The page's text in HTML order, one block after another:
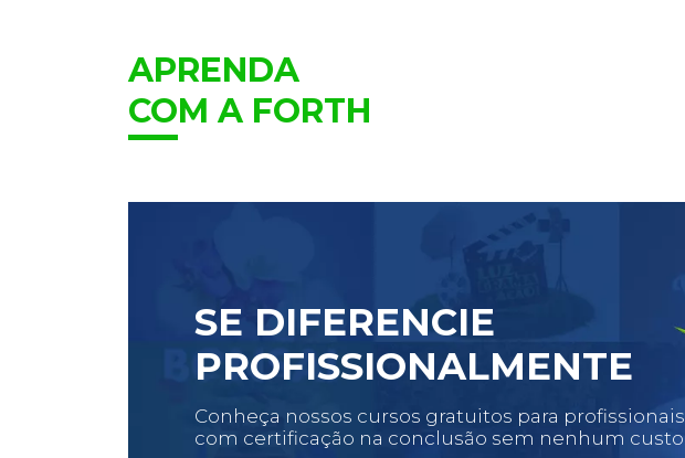
APRENDA
COM A FORTH
SE DIFERENCIE
PROFISSIONALMENTE
Conheça nossos cursos gratuitos para profissionais,
com certificação na conclusão sem nenhum custo.